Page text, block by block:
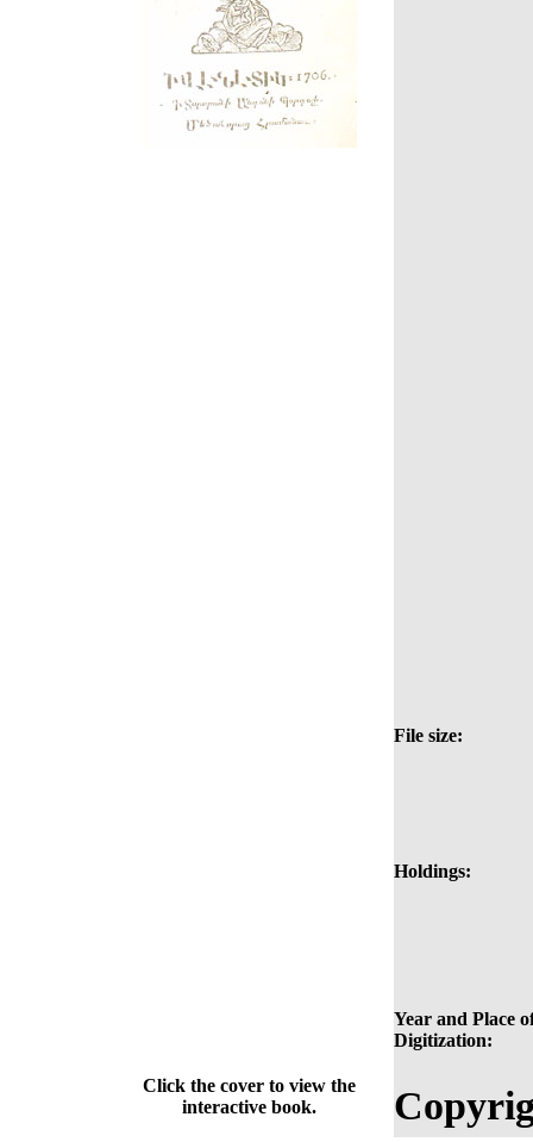
File size:
Holdings:
Year and Place
Digitization:
Click the cover to view the
interactive book.